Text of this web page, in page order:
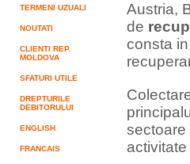
TERMENI UZUALI
NOUTATI
CLIENTI REP.
MOLDOVA
SFATURI UTILE
DREPTURILE
DEBITORULUI
ENGLISH
FRANCAIS
Austria,
de
consta
sectoare